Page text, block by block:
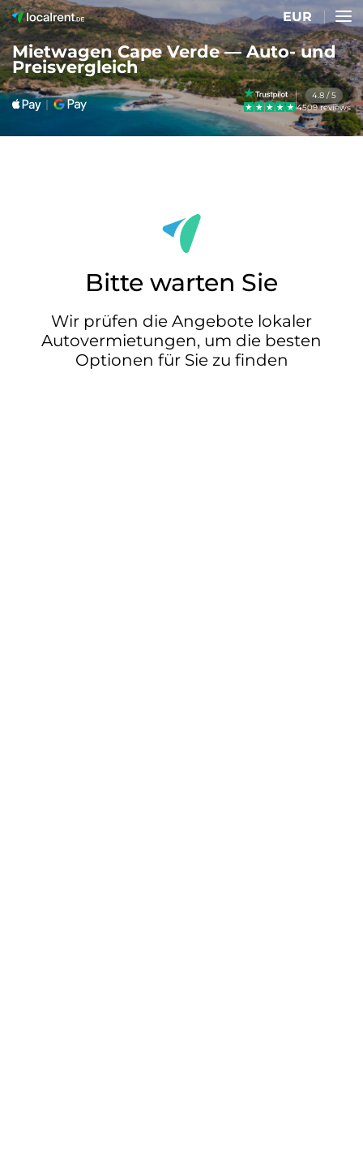
EUR
Mietwagen Cape Verde — Auto- und
Preisvergleich
4.8 / 5
4509 reviews
Bitte warten Sie
Wir prüfen die Angebote lokaler
Autovermietungen, um die besten
Optionen für Sie zu finden